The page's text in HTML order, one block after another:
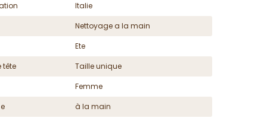
Italie
Nettoyage a la main
Ete
tête
Taille unique
Femme
à la main